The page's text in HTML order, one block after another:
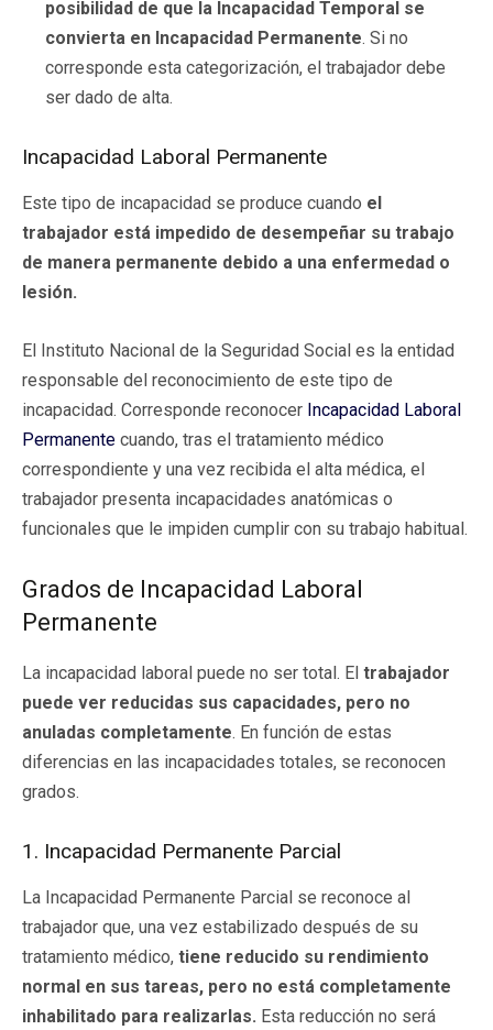
posibilidad de que la Incapacidad Temporal se
convierta en Incapacidad Permanente. Si no
corresponde esta categorización, el trabajador debe
ser dado de alta.
Incapacidad Laboral Permanente
Este tipo de incapacidad se produce cuando el
trabajador está impedido de desempeñar su trabajo
de manera permanente debido a una enfermedad o
lesión.
El Instituto Nacional de la Seguridad Social es la entidad
responsable del reconocimiento de este tipo de
incapacidad. Corresponde reconocer Incapacidad Laboral
Permanente cuando, tras el tratamiento médico
correspondiente y una vez recibida el alta médica, el
trabajador presenta incapacidades anatómicas o
funcionales que le impiden cumplir con su trabajo habitual.
Grados de Incapacidad Laboral
Permanente
La incapacidad laboral puede no ser total. El trabajador
puede ver reducidas sus capacidades, pero no
anuladas completamente. En función de estas
diferencias en las incapacidades totales, se reconocen
grados.
1. Incapacidad Permanente Parcial
La Incapacidad Permanente Parcial se reconoce al
trabajador que, una vez estabilizado después de su
tratamiento médico, tiene reducido su rendimiento
normal en sus tareas, pero no está completamente
inhabilitado para realizarlas. Esta reducción no será